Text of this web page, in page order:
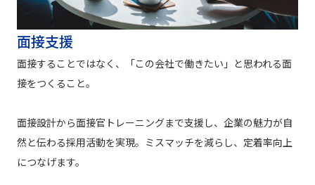
面接支援
面接することではなく、「この会社で働きたい」と思われる面
接をつくること。
面接設計から面接官トレーニングまで支援し、企業の魅力が自
然と伝わる採用活動を実現。ミスマッチを減らし、定着率向上
につなげます。